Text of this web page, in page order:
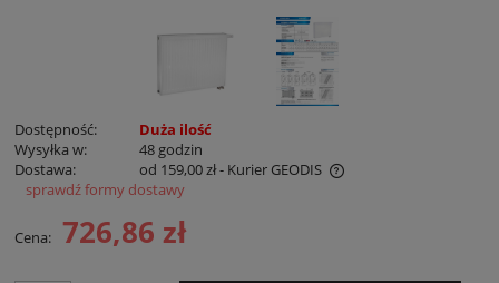
Dostępność:
Duża ilość
Wysyłka w:
48 godzin
Dostawa:
od 159,00 zł- Kurier GEODIS
Cena nie zawiera ewentualnych kosztów płatności
sprawdź formy dostawy
Cena: 726,86 zł